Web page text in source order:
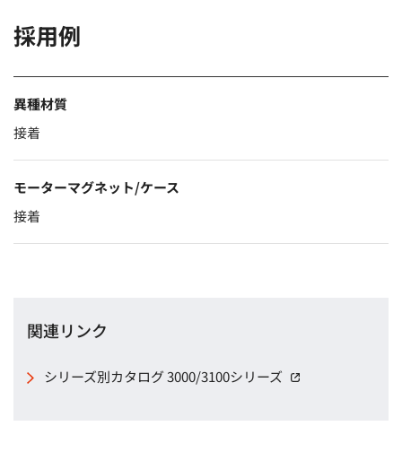
採用例
異種材質
接着
モーターマグネット/ケース
接着
関連リンク
シリーズ別カタログ 3000/3100シリーズ